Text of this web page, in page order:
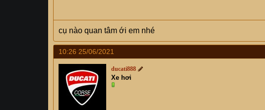
cụ nào quan tâm ới em nhé
10:26 25/06/2021
ducati888
Xe hơi